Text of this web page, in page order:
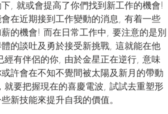
, 就或會提高了你們找到新工作的機會!
在近期接到工作變動的消息, 有着一些
的機會! 而在日常工作中, 要注意的是別
的談吐及勇於接受新挑戰, 這就能在他
有伴侶的你, 由於金星正在逆行, 意味
許會在不知不覺間被太陽及新月的帶動
要把握現在的喜慶電波, 試試去重塑形
新技能來提升自我的價值。